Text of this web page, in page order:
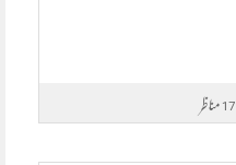
17 مناظر